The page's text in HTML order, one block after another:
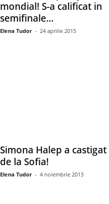
mondial! S-a calificat in
semifinale...
Elena Tudor - 24 aprilie 2015
Simona Halep a
de la Sofia!
Elena Tudor - 4 noiembrie 2013